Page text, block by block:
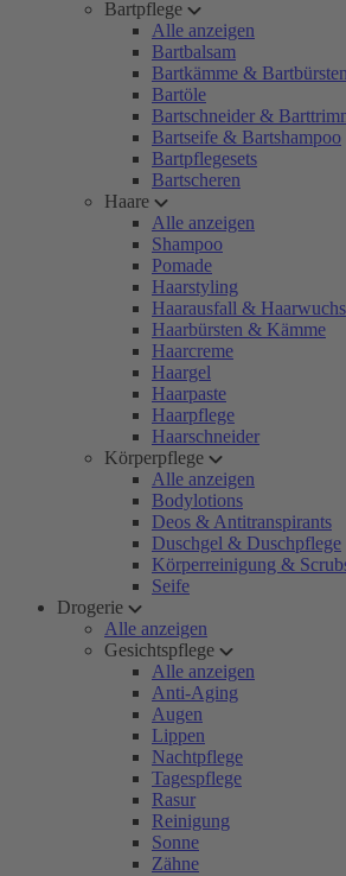
Bartpflege
Alle anzeigen
Bartbalsam
Bartkämme & Bartbürsten
Bartöle
Bartschneider &
Bartseife & Bartshampoo
Bartpflegesets
Bartscheren
Haare
Alle anzeigen
Shampoo
Pomade
Haarstyling
Haarausfall & Haarwuchs
Haarbürsten & Kämme
Haarcreme
Haargel
Haarpaste
Haarpflege
Haarschneider
Körperpflege
Alle anzeigen
Bodylotions
Deos & Antitranspirants
Duschgel & Duschpflege
Körperreinigung &
Seife
Drogerie
Alle anzeigen
Gesichtspflege
Alle anzeigen
Anti-Aging
Augen
Lippen
Nachtpflege
Tagespflege
Rasur
Reinigung
Sonne
Zähne